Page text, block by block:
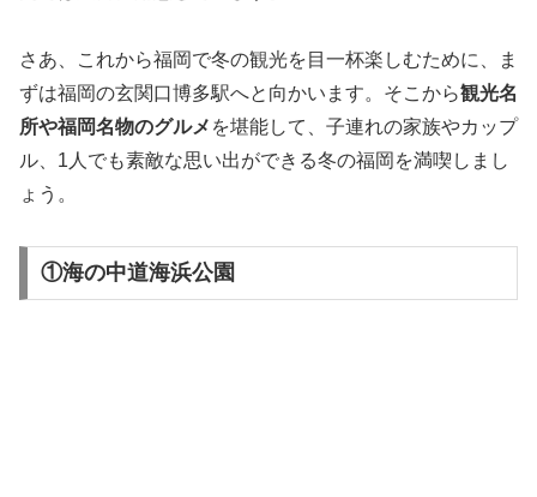
さあ、これから福岡で冬の観光を目一杯楽しむために、ま
ずは福岡の玄関口博多駅へと向かいます。そこから観光名
所や福岡名物のグルメ を堪能して、子連れの家族やカップ
ル、1人でも素敵な思い出ができる冬の福岡を満喫しまし
ょう。
①海の中道海浜公園